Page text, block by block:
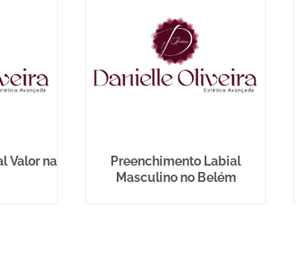
Valor na
Preenchimento Labial
Masculino no Belém